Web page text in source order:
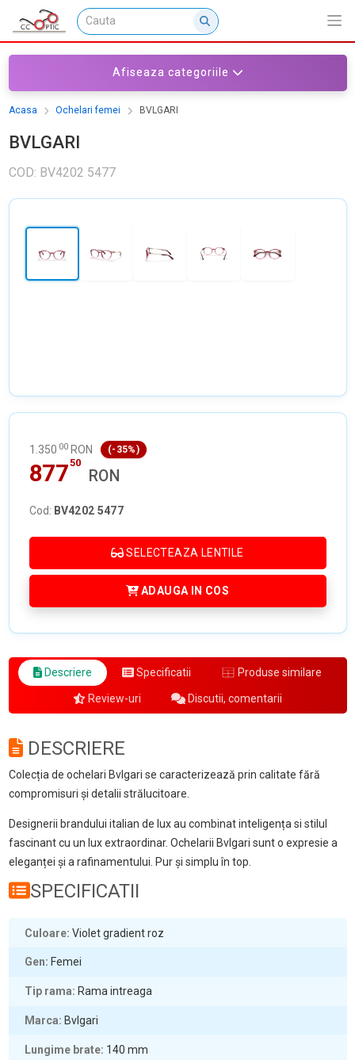
Afiseaza categoriile
Acasa Ochelari femei BVLGARI
BVLGARI
COD: BV4202 5477
1.350 00 RON (-35%)
87750
RON
Cod: BV4202 5477
SELECTEAZA LENTILE
ADAUGA IN COS
Descriere Specificatii Produse similare
Review-uri Discutii, comentarii
DESCRIERE
Colecția de ochelari Bvlgari se caracterizează prin calitate fără
compromisuri și detalii strălucitoare.
Designerii brandului italian de lux au combinat inteligența si stilul
fascinant cu un lux extraordinar. Ochelarii Bvlgari sunt o expresie a
eleganței și a rafinamentului. Pur și simplu în top.
SPECIFICATII
Culoare Violet gradient roz
Gen Femei
Tip rama Rama intreaga
Marca Bvlgari
Lungime brate 140 mm